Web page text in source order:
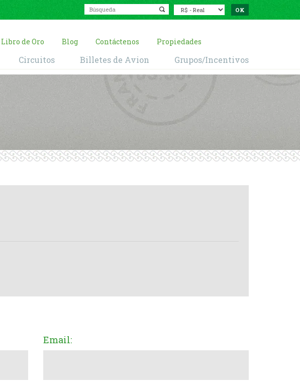
Libro de Oro Blog Contáctenos Propiedades
Circuitos Billetes de Avion Grupos/Incentivos
Email: